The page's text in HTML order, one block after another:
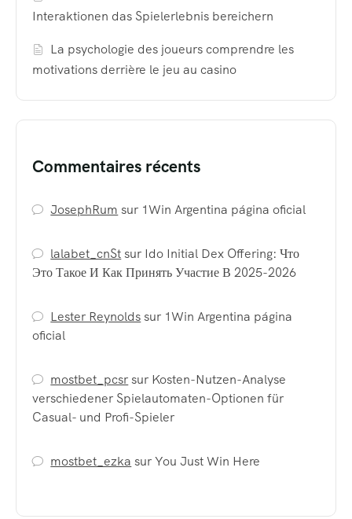
Interaktionen das Spielerlebnis bereichern
La psychologie des joueurs comprendre les
motivations derrière le jeu au casino
Commentaires récents
JosephRum sur 1Win Argentina página oficial
lalabet_cnStsur Ido Initial Dex Offering: Что
Это Такое И Как Принять Участие В 2025-2026
Lester Reynoldssur 1Win Argentina página
oficial
mostbet_pcsrsur Kosten-Nutzen-Analyse
verschiedener Spielautomaten-Optionen für
Casual- und Profi-Spieler
mostbet_ezka surYou Just Win Here